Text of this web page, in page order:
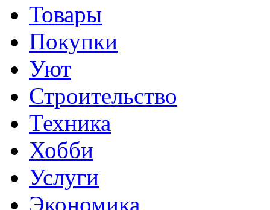
Товары
Покупки
Уют
Строительство
Техника
Хобби
Услуги
Экономика